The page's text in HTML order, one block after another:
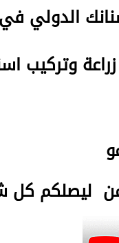
الدولي
وتركيب
ليصلكم